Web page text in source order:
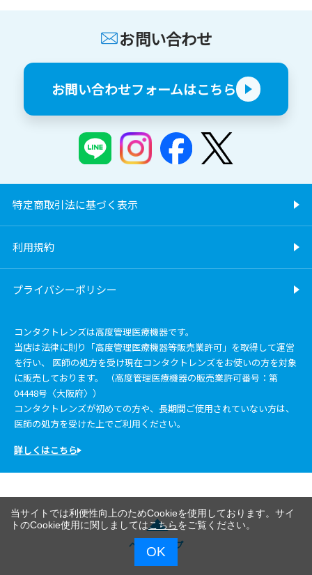
お問い合わせ
お問い合わせフォームはこちら
特定商取引法に基づく表示
利用規約
プライバシーポリシー
コンタクトレンズは高度管理医療機器です。
当店は法律に則り「高度管理医療機器等販売業許可」を取得して運営
を行い、 医師の処方を受け現在コンタクトレンズをお使いの方を対象
に販売しております。 （高度管理医療機器の販売業許可番号：第
04448号〈大阪府〉）
コンタクトレンズが初めての方や、長期間ご使用されていない方は、
医師の処方を受けた上でご利用ください。
詳しくはこちら
ページトップ
当サイトでは利便性向上のためCookieを使用しております。サイ
トのCookie使用に関しましてはこちらをご覧ください。
OK